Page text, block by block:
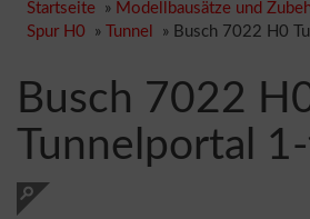
Startseite » Modellbausätze und
Spur H0 » Tunnel » Busch 7022 H0
Busch 7022
Tunnelportal